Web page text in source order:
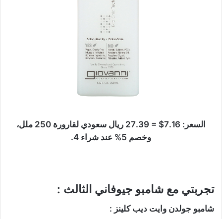
السعر: 7.16$ = 27.39 ريال سعودي لقارورة 250 ملل،
وخصم 5% عند شراء 4.
تجربتي مع شامبو جيوفاني الثالث :
شامبو جولدن وايت ديب كلينز :